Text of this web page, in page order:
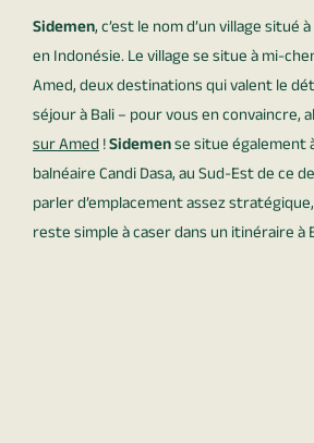
Sidemen, c’est le nom d’un village situé à
en Indonésie. Le village se situe à mi-
Amed, deux destinations qui valent le
séjour à Bali – pour vous en convaincre,
sur Amed!Sidemense situe également
balnéaire Candi Dasa, au Sud-Est de ce
parler d’emplacement assez
reste simple à caser dans un itinéraire à